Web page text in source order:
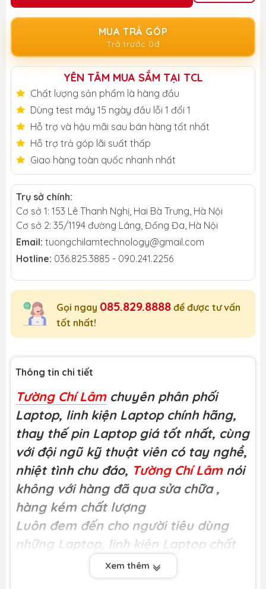
MUA TRẢ GÓP
Trả trước 0đ
YÊN TÂM MUA SẮM TẠI TCL
Chất lượng sản phẩm là hàng đầu
Dùng test máy 15 ngày đầu lỗi 1 đổi 1
Hỗ trợ và hậu mãi sau bán hàng tốt nhất
Hỗ trợ trả góp lãi suất thấp
Giao hàng toàn quốc nhanh nhất
Trụ sở chính:
Cơ sở 1: 153 Lê Thanh Nghị, Hai Bà Trưng, Hà Nội
Cơ sở 2: 35/1194 đường Láng, Đống Đa, Hà Nội
Email: tuongchilamtechnology@gmail.com
Hotline: 036.825.3885 - 090.241.2256
Gọi ngay 085.829.8888 để được tư vấn
tốt nhất!
Thông tin chi tiết
Tường Chí Lâm chuyên phân phối
Laptop, linh kiện Laptop chính hãng,
thay thế pin Laptop giá tốt nhất, cùng
với đội ngũ kỹ thuật viên có tay nghề,
nhiệt tình chu đáo, Tường Chí Lâm nói
không với hàng đã qua sửa chữa ,
hàng kém chất lượng
Luôn đem đến cho người tiêu dùng
những Laptop, linh kiện Laptop chất
Miễn phí công thay tạiTường Chí Lâm
Xem thêm